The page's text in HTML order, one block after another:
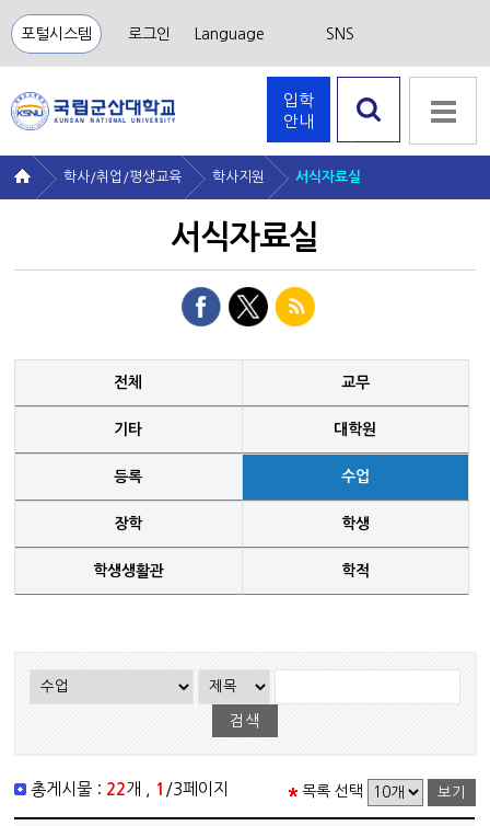
포털시스템 로그인 Language SNS
입학
안내
학사/취업/평생교육 학사지원 서식자료실
서식자료실
전체 교무
기타 대학원
등록 수업
장학 학생
학생생활관 학적
총게시물 : 22개 , 1 /3페이지 목록 선택